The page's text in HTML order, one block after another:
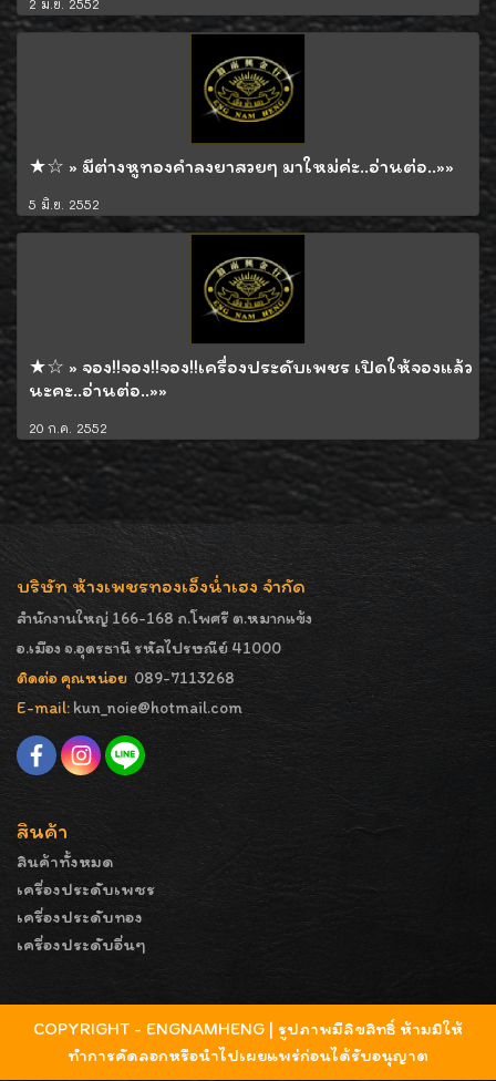
2 มิ.ย. 2552
★☆ » มีต่างหูทองคำลงยาสวยๆ มาใหม่ค่ะ..อ่านต่อ..»»
5 มิ.ย. 2552
★☆ » จอง!!จอง!!จอง!!เครื่องประดับเพชร เปิดให้จองแล้ว
นะคะ..อ่านต่อ..»»
20 ก.ค. 2552
บริษัท ห้างเพชรทองเอ็งน่ำเฮง จำกัด
สำนักงานใหญ่ 166-168 ถ.โพศรี ต.หมากแข้ง
อ.เมือง จ.อุดรธานี รหัสไปรษณีย์ 41000
ติดต่อ คุณหน่อย 089-7113268
E-mail: kun_noie@hotmail.com
สินค้า
สินค้าทั้งหมด
เครื่องประดับเพชร
เครื่องประดับทอง
เครื่องประดับอื่นๆ
COPYRIGHT - ENGNAMHENG | รูปภาพมีลิขสิทธิ์ ห้ามมิให้
ทำการคัดลอกหรือนำไปเผยแพร่ก่อนได้รับอนุญาต